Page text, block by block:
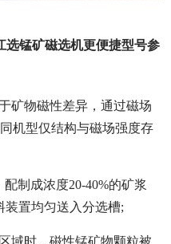
选锰矿磁选机更便捷型号参
矿物磁性差异，通过磁场
机型仅结构与磁场强度存
制成浓度20-40%的矿浆
装置均匀送入分选槽;